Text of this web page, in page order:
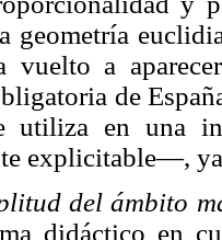
geometría
vuelto a
de
utiliza en una
explicitable—,
del ámbito
didáctico en